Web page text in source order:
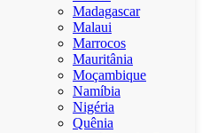
Madagascar
Malaui
Marrocos
Mauritânia
Moçambique
Namíbia
Nigéria
Quênia